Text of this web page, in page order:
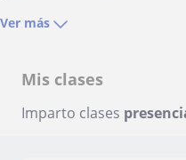
Ver más
Mis clases
Imparto clases